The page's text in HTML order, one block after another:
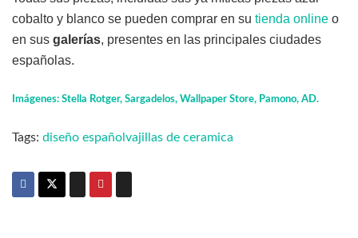
cobalto y blanco se pueden comprar en su tienda online o
en sus galerías, presentes en las principales ciudades
españolas.
Imágenes: Stella Rotger, Sargadelos, Wallpaper Store, Pamono, AD.
Tags: diseño español vajillas de ceramica